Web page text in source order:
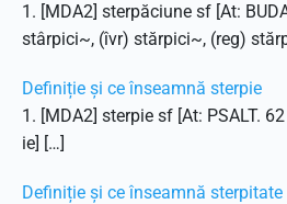
1. [MDA2] sterpăciune sf [At:
stârpici~, (îvr) stărpici~, (reg)
Definiție și ce înseamnă sterpie
1. [MDA2] sterpie sf [At: PSALT.
ie] […]
Definiție și ce înseamnă sterpitate